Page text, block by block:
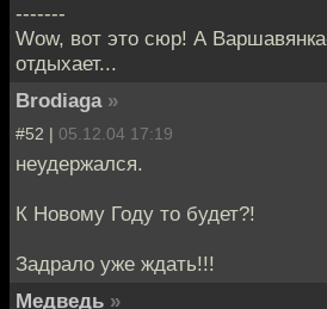
-------
Wow, вот это сюр! А
отдыхает...
Brodiaga »
#52 | 05.12.04 17:19
неудержался.
К Новому Году то будет?!
Задрало уже ждать!!!
Медведь »